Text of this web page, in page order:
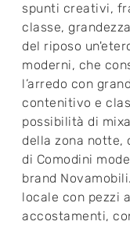
spunti creativi,
classe,
del riposo
moderni, che
l’arredo con
contenitivo e
possibilità di
della zona notte,
di Comodini
brand
locale con pezzi
accostamenti,